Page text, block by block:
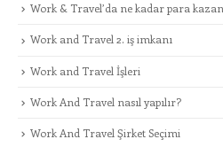
Work & Travel’da ne kadar para
Work and Travel 2. iş imkanı
Work and Travel İşleri
Work And Travel nasıl yapılır?
Work And Travel Şirket Seçimi